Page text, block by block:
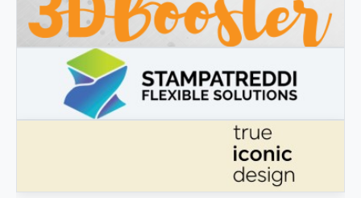
3DBOOSTER
3DBooster - Prodotti innovativi per stampa 3D